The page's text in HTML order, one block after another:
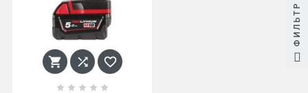
  
    
ФИЛЬТР